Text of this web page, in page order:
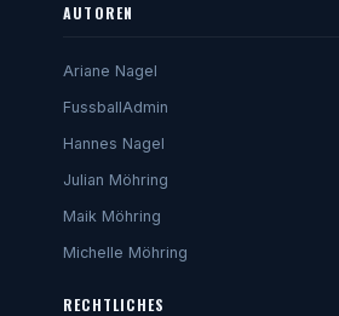
AUTOREN
Ariane Nagel
FussballAdmin
Hannes Nagel
Julian Möhring
Maik Möhring
Michelle Möhring
RECHTLICHES